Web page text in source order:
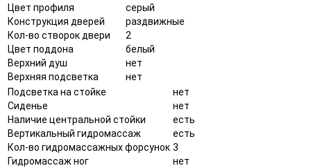
Цвет профиля
серый
Конструкция дверей
раздвижные
Кол-во створок двери
2
Цвет поддона
белый
Верхний душ
нет
Верхняя подсветка
нет
Подсветка на стойке
нет
Сиденье
нет
Наличие центральной стойки
есть
Вертикальный гидромассаж
есть
Кол-во гидромассажных форсунок 3
Гидромассаж ног
нет